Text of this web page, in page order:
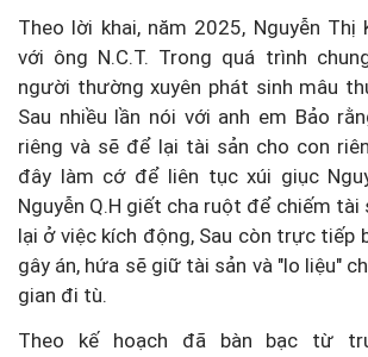
Theo lời khai, năm 2025, Nguyễn Thị
với ông N.C.T. Trong quá trình
người thường xuyên phát sinh mâu
Sau nhiều lần nói với anh em Bảo
riêng và sẽ để lại tài sản cho con
đây làm cớ để liên tục xúi giục
Nguyễn Q.H giết cha ruột để chiếm tài
lại ở việc kích động, Sau còn trực tiếp
gây án, hứa sẽ giữ tài sản và "lo liệu"
gian đi tù.
Theo kế hoạch đã bàn bạc từ